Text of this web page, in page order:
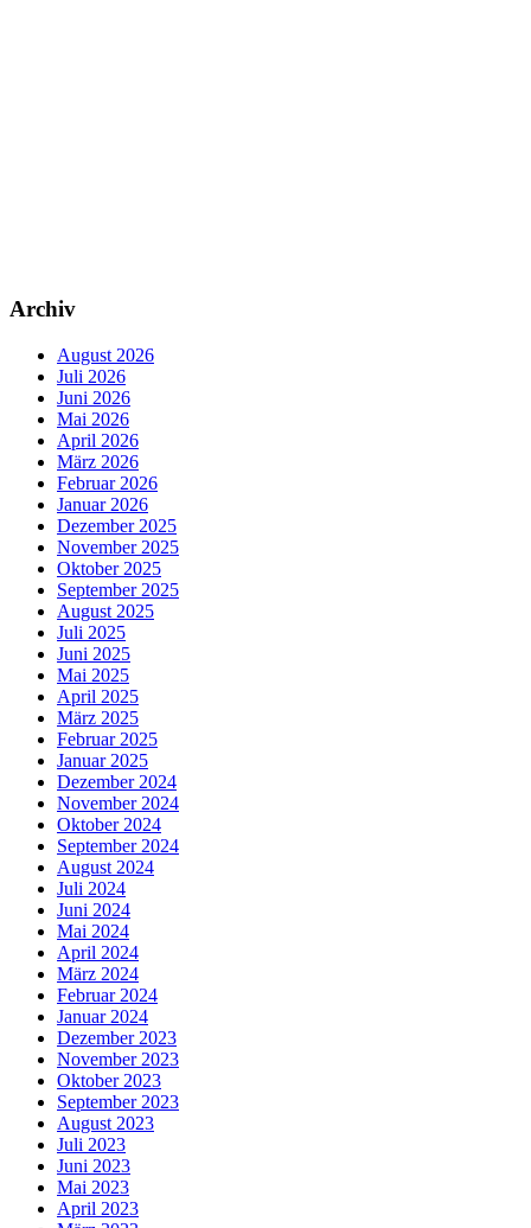
Archiv
August 2026
Juli 2026
Juni 2026
Mai 2026
April 2026
März 2026
Februar 2026
Januar 2026
Dezember 2025
November 2025
Oktober 2025
September 2025
August 2025
Juli 2025
Juni 2025
Mai 2025
April 2025
März 2025
Februar 2025
Januar 2025
Dezember 2024
November 2024
Oktober 2024
September 2024
August 2024
Juli 2024
Juni 2024
Mai 2024
April 2024
März 2024
Februar 2024
Januar 2024
Dezember 2023
November 2023
Oktober 2023
September 2023
August 2023
Juli 2023
Juni 2023
Mai 2023
April 2023